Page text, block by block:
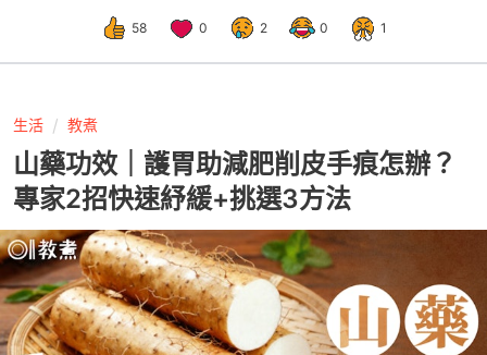
58 0 2 0 1
生活 教煮
山藥功效｜護胃助減肥削皮手痕怎辦？
專家2招快速紓緩+挑選3方法